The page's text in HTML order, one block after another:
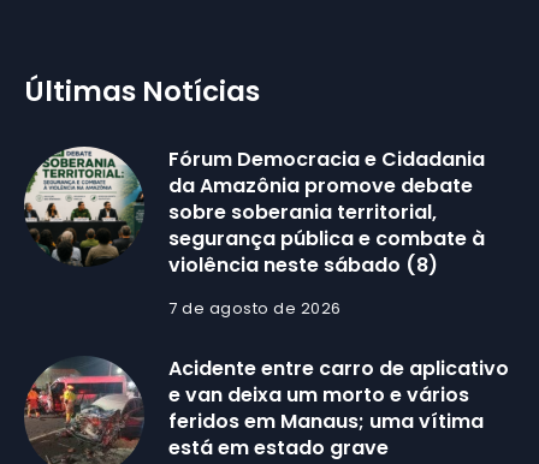
Últimas Notícias
Fórum Democracia e Cidadania
da Amazônia promove debate
sobre soberania territorial,
segurança pública e combate à
violência neste sábado (8)
7 de agosto de 2026
Acidente entre carro de aplicativo
e van deixa um morto e vários
feridos em Manaus; uma vítima
está em estado grave